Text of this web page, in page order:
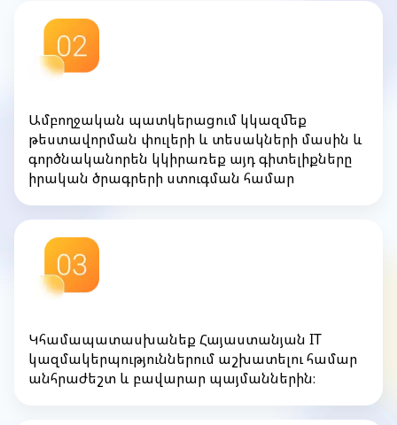
Ամբողջական պատկերացում կկազմեք
թեստավորման փուլերի և տեսակների մասին և
գործնականորեն կկիրառեք այդ գիտելիքները
իրական ծրագրերի ստուգման համար
Կհամապատասխանեք Հայաստանյան IT
կազմակերպություններում աշխատելու համար
անհրաժեշտ և բավարար պայմաններին։